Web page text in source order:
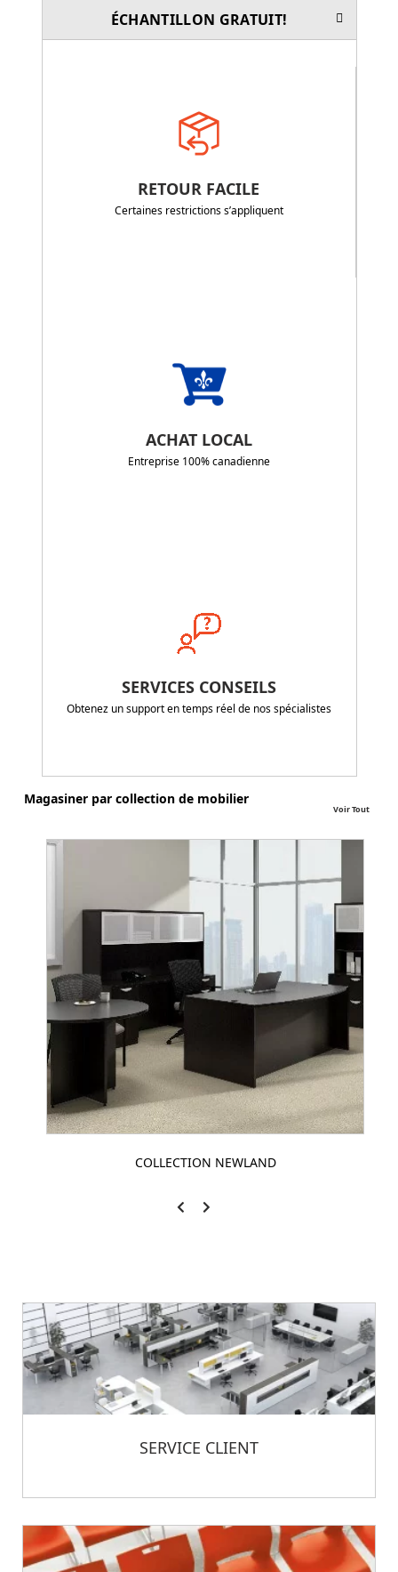
ÉCHANTILLON GRATUIT!
RETOUR FACILE
Certaines restrictions s’appliquent
ACHAT LOCAL
Entreprise 100% canadienne
SERVICES CONSEILS
Obtenez un support en temps réel de nos spécialistes
Magasiner par collection de mobilier
Voir Tout
COLLECTION NEWLAND
SERVICE CLIENT